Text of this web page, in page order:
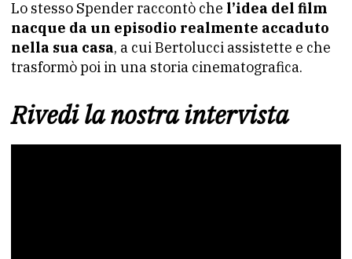
Lo stesso Spender raccontò che l’idea del film
nacque da un episodio realmente accaduto
nella sua casa, a cui Bertolucci assistette e che
trasformò poi in una storia cinematografica.
Rivedi la nostra intervista